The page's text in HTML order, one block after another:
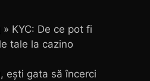
» KYC: De ce pot fi
tale la cazino
ești gata să încerci